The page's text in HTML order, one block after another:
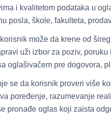
i kvalitetom podataka u
posla, škole, fakulteta,
može da krene od
uži izbor za poziv,
oglašivačem pre dogovora,
se da korisnik proveri više
poređenje, razumevanje
pronađe oglas koji zaista